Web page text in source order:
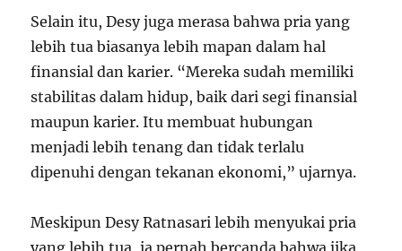
Selain itu, Desy juga merasa bahwa pria yang
lebih tua biasanya lebih mapan dalam hal
finansial dan karier. “Mereka sudah memiliki
stabilitas dalam hidup, baik dari segi finansial
maupun karier. Itu membuat hubungan
menjadi lebih tenang dan tidak terlalu
dipenuhi dengan tekanan ekonomi,” ujarnya.
Meskipun Desy Ratnasari lebih menyukai pria
yang lebih tua, ia pernah bercanda bahwa jika